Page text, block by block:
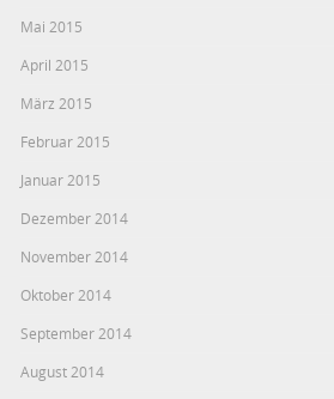
Mai 2015
April 2015
März 2015
Februar 2015
Januar 2015
Dezember 2014
November 2014
Oktober 2014
September 2014
August 2014